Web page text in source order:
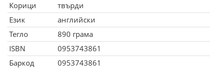
Корици
твърди
Език
английски
Тегло
890 грама
ISBN
0953743861
Баркод
0953743861